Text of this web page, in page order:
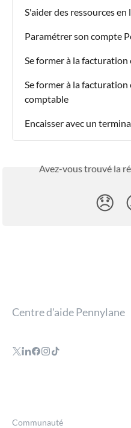
S'aider des ressources en
Paramétrer son compte
Se former à la
Se former à la
comptable
Encaisser avec un
Avez-vous trouvé la
😞
Centre d'aide Pennylane
Communauté